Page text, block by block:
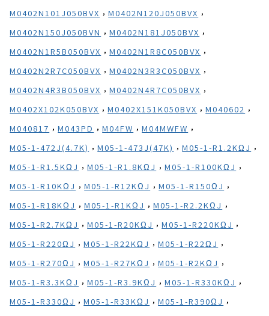
M0402N101J050BVX , M0402N120J050BVX ,
M0402N150J050BVN , M0402N181J050BVX ,
M0402N1R5B050BVX , M0402N1R8C050BVX ,
M0402N2R7C050BVX , M0402N3R3C050BVX ,
M0402N4R3B050BVX , M0402N4R7C050BVX ,
M0402X102K050BVX , M0402X151K050BVX , M040602 ,
M040817 , M043PD , M04FW , M04MWFW ,
M05-1-472J(4.7K) , M05-1-473J(47K) , M05-1-R1.2KΩJ ,
M05-1-R1.5KΩJ , M05-1-R1.8KΩJ , M05-1-R100KΩJ ,
M05-1-R10KΩJ , M05-1-R12KΩJ , M05-1-R150ΩJ ,
M05-1-R18KΩJ , M05-1-R1KΩJ , M05-1-R2.2KΩJ ,
M05-1-R2.7KΩJ , M05-1-R20KΩJ , M05-1-R220KΩJ ,
M05-1-R220ΩJ , M05-1-R22KΩJ , M05-1-R22ΩJ ,
M05-1-R270ΩJ , M05-1-R27KΩJ , M05-1-R2KΩJ ,
M05-1-R3.3KΩJ , M05-1-R3.9KΩJ , M05-1-R330KΩJ ,
M05-1-R330ΩJ , M05-1-R33KΩJ , M05-1-R390ΩJ ,